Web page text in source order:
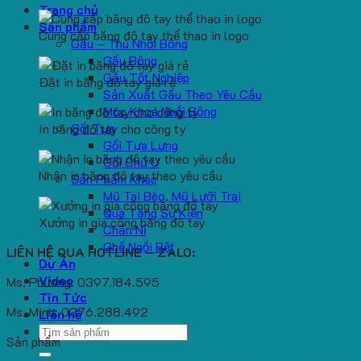
Trang chủ
Sản phẩm
Gấu – Thú Nhồi Bông
Gấu Bông
Gấu Tốt Nghiệp
Sản Xuất Gấu Theo Yêu Cầu
Móc Khoá Nhồi Bông
Gối Tựa
Gối Tựa Lưng
Gối Chữ U
Sản Phẩm Khác
Mũ Tai Bèo, Mũ Lưỡi Trai
Quà Tặng Sự Kiện
Chăn Nỉ
Ghế Ngồi Bệt
Dự Án
Video
Tin Tức
Liên hệ
Search
for:
Cung cấp băng đô tay thể thao in logo
Đặt in băng đô tay giá rẻ
In băng đô tay cho công ty
Nhận in băng đô tay theo yêu cầu
Xưởng in gia công băng đô tay
LIÊN HỆ QUA HOTLINE – ZALO:
Ms. Phương: 0397.184.595
Ms. Minh: 0376.288.492
Sản phẩm